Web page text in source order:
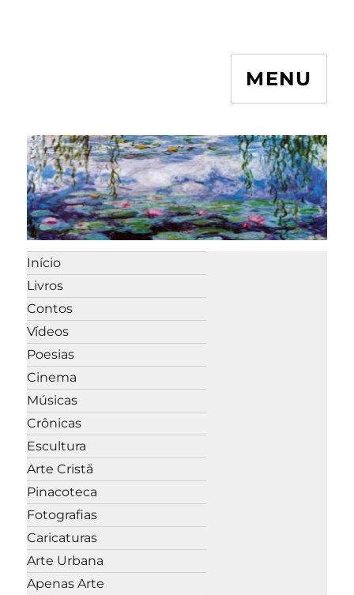
MENU
Início
Livros
Contos
Vídeos
Poesias
Cinema
Músicas
Crônicas
Escultura
Arte Cristã
Pinacoteca
Fotografias
Caricaturas
Arte Urbana
Apenas Arte